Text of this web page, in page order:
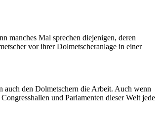
manches Mal sprechen diejenigen, deren
vor ihrer Dolmetscheranlage in einer
auch den Dolmetschern die Arbeit. Auch wenn
und Parlamenten dieser Welt jede